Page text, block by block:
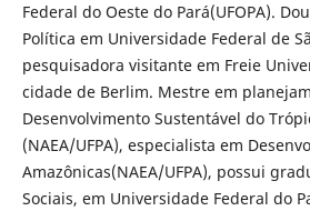
Federal do Oeste do Pará(UFOPA).
Política em Universidade Federal de
pesquisadora visitante em Freie
cidade de Berlim. Mestre em
Desenvolvimento Sustentável do
(NAEA/UFPA), especialista em
Amazônicas(NAEA/UFPA), possui
Sociais, em Universidade Federal do